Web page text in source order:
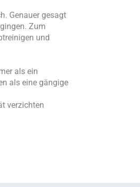
Genauer gesagt
Zum
und
als ein
als eine gängige
verzichten